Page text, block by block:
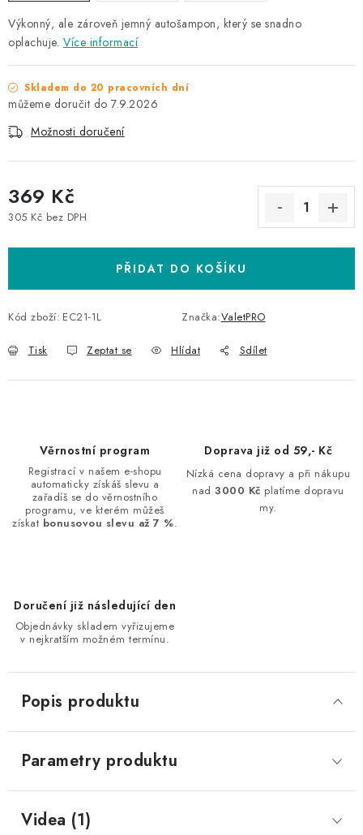
Výkonný, ale zároveň jemný autošampon, který se snadno
oplachuje. Více informací
Skladem do 20 pracovních dní
7.9.2026
Možnosti doručení
369 Kč
305 Kč bez DPH
PŘIDAT DO KOŠÍKU
Kód zboží: EC21-1L Značka:ValetPRO
Tisk Zeptat se Hlídat Sdílet
Věrnostní program
Registrací v našem e-shopu
automaticky získáš slevu a
zařadíš se do věrnostního
programu, ve kterém můžeš
získat bonusovou slevu až 7 %.
Doprava již od 59,- Kč
Nízká cena dopravy a při nákupu
nad3000 Kč platíme dopravu
my.
Doručení již následující den
Objednávky skladem vyřizujeme
v nejkratším možném termínu.
Popis produktu
Parametry produktu
Videa (1)